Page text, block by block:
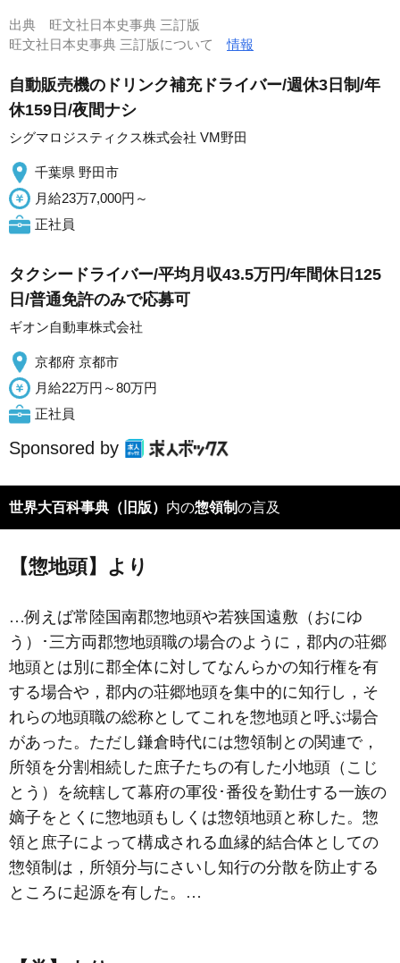
出典 旺文社日本史事典 三訂版
旺文社日本史事典 三訂版について情報
自動販売機のドリンク補充ドライバー/週休3日制/年
休159日/夜間ナシ
シグマロジスティクス株式会社 VM野田
千葉県 野田市
月給23万7,000円～
正社員
タクシードライバー/平均月収43.5万円/年間休日125
日/普通免許のみで応募可
ギオン自動車株式会社
京都府 京都市
月給22万円～80万円
正社員
Sponsored by
世界大百科事典（旧版） 内の惣領制の言及
【惣地頭】より
…例えば常陸国南郡惣地頭や若狭国遠敷（おにゆ
う）･三方両郡惣地頭職の場合のように，郡内の荘郷
地頭とは別に郡全体に対してなんらかの知行権を有
する場合や，郡内の荘郷地頭を集中的に知行し，そ
れらの地頭職の総称としてこれを惣地頭と呼ぶ場合
があった。ただし鎌倉時代には惣領制との関連で，
所領を分割相続した庶子たちの有した小地頭（こじ
とう）を統轄して幕府の軍役･番役を勤仕する一族の
嫡子をとくに惣地頭もしくは惣領地頭と称した。惣
領と庶子によって構成される血縁的結合体としての
惣領制 は，所領分与にさいし知行の分散を防止する
ところに起源を有した。…